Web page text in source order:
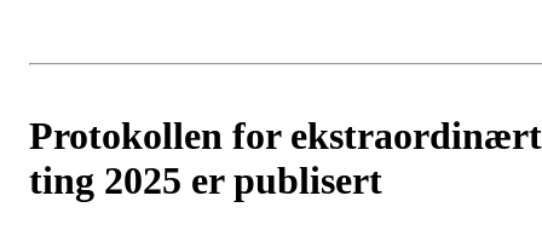
Protokollen for ekstraordinært
ting 2025 er publisert